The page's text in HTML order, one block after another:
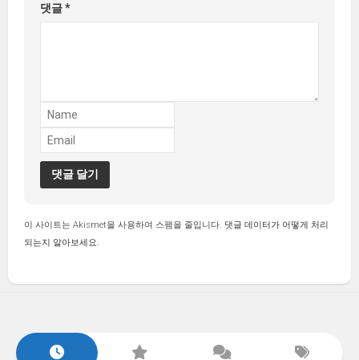
댓글*
이 사이트는 Akismet을 사용하여 스팸을 줄입니다. 댓글 데이터가 어떻게 처리
되는지 알아보세요.